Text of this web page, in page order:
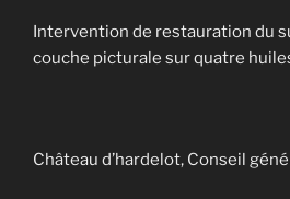
Intervention de restauration du
couche picturale sur quatre
Château d’hardelot, Conseil